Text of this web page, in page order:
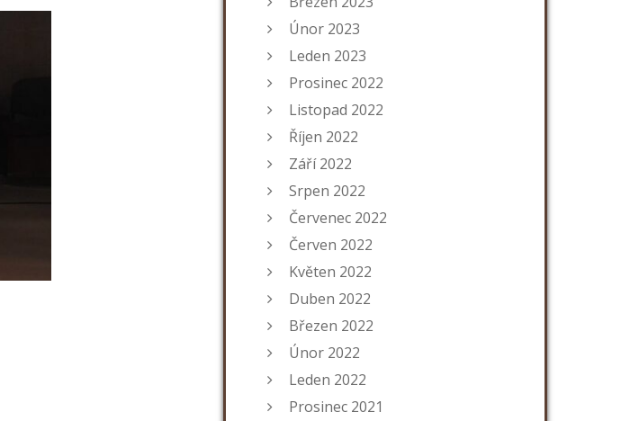
Únor 2023
Leden 2023
Prosinec 2022
Listopad 2022
Říjen 2022
Září 2022
Srpen 2022
Červenec 2022
Červen 2022
Květen 2022
Duben 2022
Březen 2022
Únor 2022
Leden 2022
Prosinec 2021